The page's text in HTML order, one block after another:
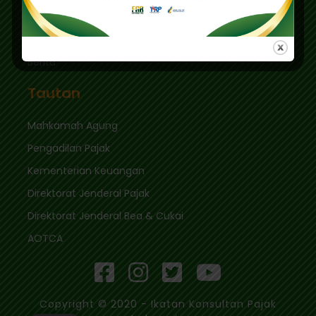
Tautan Cepat
Masuk
Berita
Tautan
Mahkamah Agung
Pengadilan Pajak
Kementerian Keuangan
Direktorat Jenderal Pajak
Direktorat Jenderal Bea & Cukai
AOTCA
Copyright © 2020 - Ikatan Konsultan Pajak